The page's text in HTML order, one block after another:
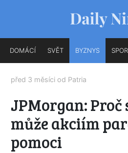
DOMÁCÍ SVĚT BYZNYS
před 3 měsíci od Patria
JPMorgan:
může akciím
pomoci